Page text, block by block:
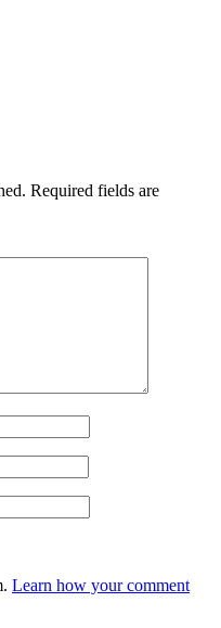
Required fields are
Learn how your comment